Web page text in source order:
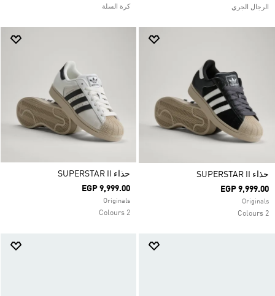
الرجال الجري كرة السلة
حذاء SUPERSTAR II
EGP 9,999.00
Originals
2 Colours
حذاء SUPERSTAR II
EGP 9,999.00
Originals
2 Colours